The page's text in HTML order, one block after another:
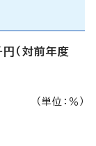
対前年度
（単位：％）